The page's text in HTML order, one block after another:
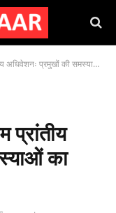
की समस्याओं का समाधान कराने का वादा ।
का